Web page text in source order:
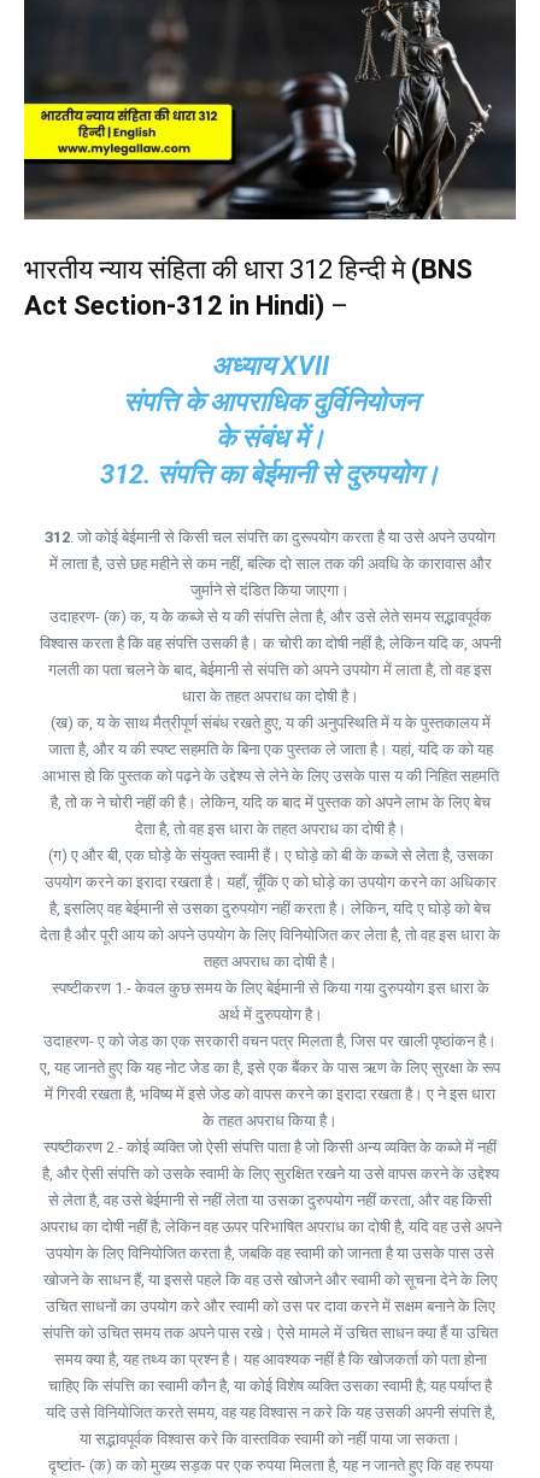
भारतीय न्याय संहिता की धारा 312 हिन्दी मे (BNS
Act Section-312 in Hindi) –
अध्याय XVII
संपत्ति के आपराधिक दुर्विनियोजन
के संबंध में।
312. संपत्ति का बेईमानी से दुरुपयोग।
312. जो कोई बेईमानी से किसी चल संपत्ति का दुरूपयोग करता है या उसे अपने उपयोग
में लाता है, उसे छह महीने से कम नहीं, बल्कि दो साल तक की अवधि के कारावास और
जुर्माने से दंडित किया जाएगा।
उदाहरण- (क) क, य के कब्जे से य की संपत्ति लेता है, और उसे लेते समय सद्भावपूर्वक
विश्वास करता है कि वह संपत्ति उसकी है। क चोरी का दोषी नहीं है; लेकिन यदि क, अपनी
गलती का पता चलने के बाद, बेईमानी से संपत्ति को अपने उपयोग में लाता है, तो वह इस
धारा के तहत अपराध का दोषी है।
(ख) क, य के साथ मैत्रीपूर्ण संबंध रखते हुए, य की अनुपस्थिति में य के पुस्तकालय में
जाता है, और य की स्पष्ट सहमति के बिना एक पुस्तक ले जाता है। यहां, यदि क को यह
आभास हो कि पुस्तक को पढ़ने के उद्देश्य से लेने के लिए उसके पास य की निहित सहमति
है, तो क ने चोरी नहीं की है। लेकिन, यदि क बाद में पुस्तक को अपने लाभ के लिए बेच
देता है, तो वह इस धारा के तहत अपराध का दोषी है।
(ग) ए और बी, एक घोड़े के संयुक्त स्वामी हैं। ए घोड़े को बी के कब्जे से लेता है, उसका
उपयोग करने का इरादा रखता है। यहाँ, चूँकि ए को घोड़े का उपयोग करने का अधिकार
है, इसलिए वह बेईमानी से उसका दुरुपयोग नहीं करता है। लेकिन, यदि ए घोड़े को बेच
देता है और पूरी आय को अपने उपयोग के लिए विनियोजित कर लेता है, तो वह इस धारा के
तहत अपराध का दोषी है।
स्पष्टीकरण 1.- केवल कुछ समय के लिए बेईमानी से किया गया दुरुपयोग इस धारा के
अर्थ में दुरुपयोग है।
उदाहरण- ए को जेड का एक सरकारी वचन पत्र मिलता है, जिस पर खाली पृष्ठांकन है।
ए, यह जानते हुए कि यह नोट जेड का है, इसे एक बैंकर के पास ऋण के लिए सुरक्षा के रूप
में गिरवी रखता है, भविष्य में इसे जेड को वापस करने का इरादा रखता है। ए ने इस धारा
के तहत अपराध किया है।
स्पष्टीकरण 2.- कोई व्यक्ति जो ऐसी संपत्ति पाता है जो किसी अन्य व्यक्ति के कब्जे में नहीं
है, और ऐसी संपत्ति को उसके स्वामी के लिए सुरक्षित रखने या उसे वापस करने के उद्देश्य
से लेता है, वह उसे बेईमानी से नहीं लेता या उसका दुरुपयोग नहीं करता, और वह किसी
अपराध का दोषी नहीं है; लेकिन वह ऊपर परिभाषित अपराध का दोषी है, यदि वह उसे अपने
उपयोग के लिए विनियोजित करता है, जबकि वह स्वामी को जानता है या उसके पास उसे
खोजने के साधन हैं, या इससे पहले कि वह उसे खोजने और स्वामी को सूचना देने के लिए
उचित साधनों का उपयोग करे और स्वामी को उस पर दावा करने में सक्षम बनाने के लिए
संपत्ति को उचित समय तक अपने पास रखे। ऐसे मामले में उचित साधन क्या हैं या उचित
समय क्या है, यह तथ्य का प्रश्न है। यह आवश्यक नहीं है कि खोजकर्ता को पता होना
चाहिए कि संपत्ति का स्वामी कौन है, या कोई विशेष व्यक्ति उसका स्वामी है; यह पर्याप्त है
यदि उसे विनियोजित करते समय, वह यह विश्वास न करे कि यह उसकी अपनी संपत्ति है,
या सद्भावपूर्वक विश्वास करे कि वास्तविक स्वामी को नहीं पाया जा सकता।
दृष्टांत- (क) क को मुख्य सड़क पर एक रुपया मिलता है, यह न जानते हुए कि वह रुपया